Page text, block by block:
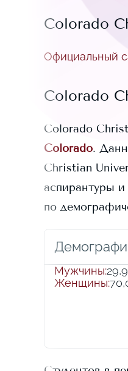
Colorado
Официальный
Colorado
Colorado
Colorado.
Christian
аспирантуры
по
Мужчины:
Женщины: